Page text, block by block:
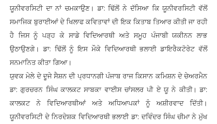
ਯੂਨੀਵਰਸਿਟੀ ਦਾ ਨਾਂ ਚਮਕਾਉਣ। ਡਾ: ਢਿੱਲੋਂ ਨੇ ਦੱਸਿਆ ਕਿ ਯੂਨੀਵਰਸਿਟੀ ਵੱਲੋਂ
ਸਮਾਜਿਕ ਬੁਰਾਈਆਂ ਦੇ ਖਿਲਾਫ ਕਵਿਤਾਵਾਂ ਦੀ ਇਕ ਕਿਤਾਬ ਤਿਆਰ ਕੀਤੀ ਜਾ ਰਹੀ
ਹੈ ਜਿਸ ਨੂੰ ਪੜ੍ਹ ਕੇ ਸਾਡੇ ਵਿਦਿਆਰਥੀ ਅਤੇ ਸਮੂਹ ਪੰਜਾਬੀ ਯਕੀਨਨ ਲਾਭ
ਉਠਾਉਣਗੇ। ਡਾ: ਢਿੱਲੋਂ ਨੂੰ ਇਸ ਮੌਕੇ ਵਿਦਿਆਰਥੀ ਭਲਾਈ ਡਾਇਰੈਕਟੋਰੇਟ ਵੱਲੋਂ
ਸਨਮਾਨਿਤ ਕੀਤਾ ਗਿਆ।
ਯੁਵਕ ਮੇਲੇ ਦੇ ਦੂਜੇ ਸੈਸ਼ਨ ਦੀ ਪ੍ਰਧਾਨਗੀ ਪੰਜਾਬ ਰਾਜ ਕਿਸਾਨ ਕਮਿਸ਼ਨ ਦੇ ਚੇਅਰਮੈਨ
ਡਾ: ਗੁਰਚਰਨ ਸਿੰਘ ਕਾਲਕਟ ਸਾਬਕਾ ਵਾਈਸ ਚਾਂਸਲਰ ਪੀ ਏ ਯੂ ਨੇ ਕੀਤੀ। ਡਾ:
ਕਾਲਕਟ ਨੇ ਵਿਦਿਆਰਥੀਆਂ ਅਤੇ ਅਧਿਆਪਕਾਂ ਨੂੰ ਅਸ਼ੀਰਵਾਦ ਦਿੱਤੀ।
ਯੂਨੀਵਰਸਿਟੀ ਦੇ ਨਿਰਦੇਸ਼ਕ ਵਿਦਿਆਰਥੀ ਭਲਾਈ ਡਾ: ਦਵਿੰਦਰ ਸਿੰਘ ਚੀਮਾ ਨੇ ਮੁੱਖ